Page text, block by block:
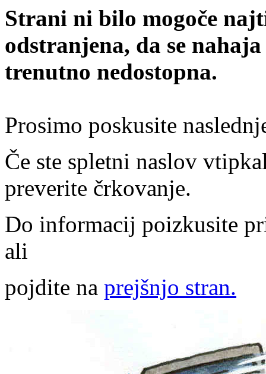
Strani ni bilo mogoče
odstranjena, da se
trenutno nedostopna.
Prosimo poskusite
Če ste spletni naslov
preverite črkovanje.
Do informacij poizkusite
ali
pojdite na prejšnjo stran.